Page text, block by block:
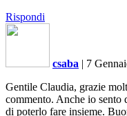
Rispondi
csaba | 7
Gentile Claudia, grazie
commento. Anche io sento
di poterlo fare insieme.